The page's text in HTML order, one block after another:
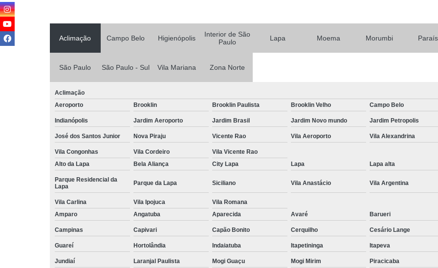
Tratamento de
Tratamento
Tratamentos
Tratamentos para Transtorno
Tratamento de
Tratamento
Tratamentos para
Aclimação Campo Belo Higienópolis
Interior de São
Paulo
Lapa Moema Morumbi
São Paulo São Paulo - Sul Vila Mariana Zona Norte
Aclimação
Aeroporto
Brooklin Brooklin Paulista Brooklin Velho Campo Belo
Indianópolis Jardim Aeroporto Jardim Brasil Jardim Novo mundo Jardim Petropolis
José dos Santos Junior Nova Piraju Vicente Rao Vila Aeroporto Vila Alexandrina
Vila Congonhas Vila Cordeiro
Vila Vicente Rao
Alto da Lapa
Bela Aliança City Lapa Lapa Lapa alta
Parque Residencial da
Lapa
Parque da Lapa Siciliano Vila Anastácio Vila Argentina
Vila Carlina Vila Ipojuca
Vila Romana
Amparo
Angatuba Aparecida Avaré Barueri
Campinas Capivari Capão Bonito Cerquilho Cesário Lange
Guareí Hortolândia Indaiatuba Itapetininga Itapeva
Jundiaí Laranjal Paulista Mogi Guaçu Mogi Mirim Piracicaba